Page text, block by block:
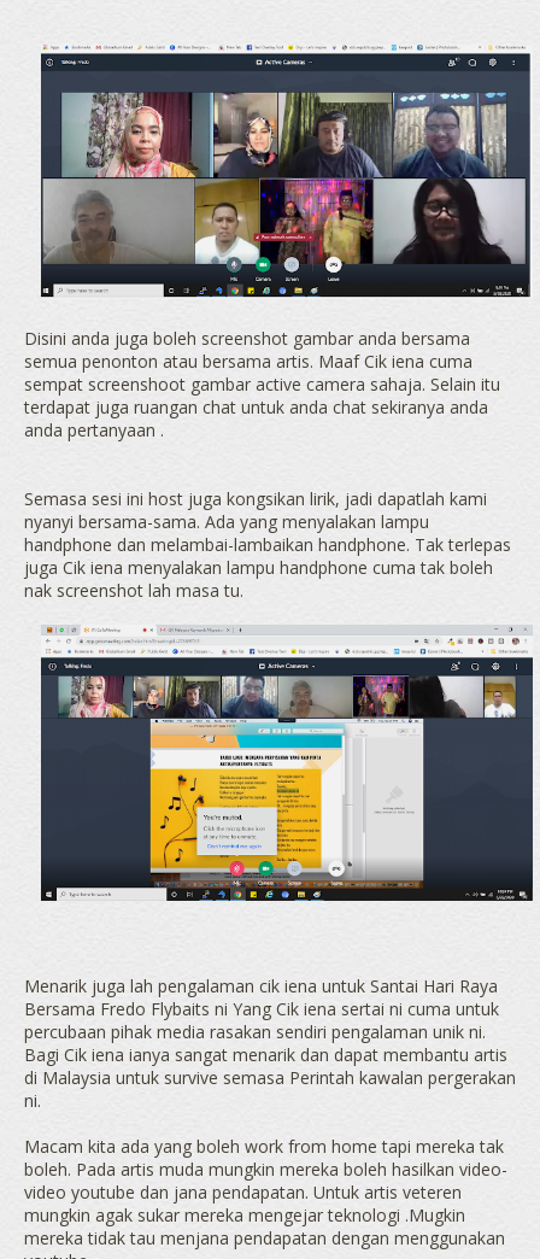
Disini anda juga boleh screenshot gambar anda bersama
semua penonton atau bersama artis. Maaf Cik iena cuma
sempat screenshoot gambar active camera sahaja. Selain itu
terdapat juga ruangan chat untuk anda chat sekiranya anda
anda pertanyaan .
Semasa sesi ini host juga kongsikan lirik, jadi dapatlah kami
nyanyi bersama-sama. Ada yang menyalakan lampu
handphone dan melambai-lambaikan handphone. Tak terlepas
juga Cik iena menyalakan lampu handphone cuma tak boleh
nak screenshot lah masa tu.
Menarik juga lah pengalaman cik iena untuk Santai Hari Raya
Bersama Fredo Flybaits ni Yang Cik iena sertai ni cuma untuk
percubaan pihak media rasakan sendiri pengalaman unik ni.
Bagi Cik iena ianya sangat menarik dan dapat membantu artis
di Malaysia untuk survive semasa Perintah kawalan pergerakan
ni.
Macam kita ada yang boleh work from home tapi mereka tak
boleh. Pada artis muda mungkin mereka boleh hasilkan video-
video youtube dan jana pendapatan. Untuk artis veteren
mungkin agak sukar mereka mengejar teknologi .Mugkin
mereka tidak tau menjana pendapatan dengan menggunakan